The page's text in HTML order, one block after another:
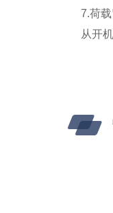
7.荷
从开